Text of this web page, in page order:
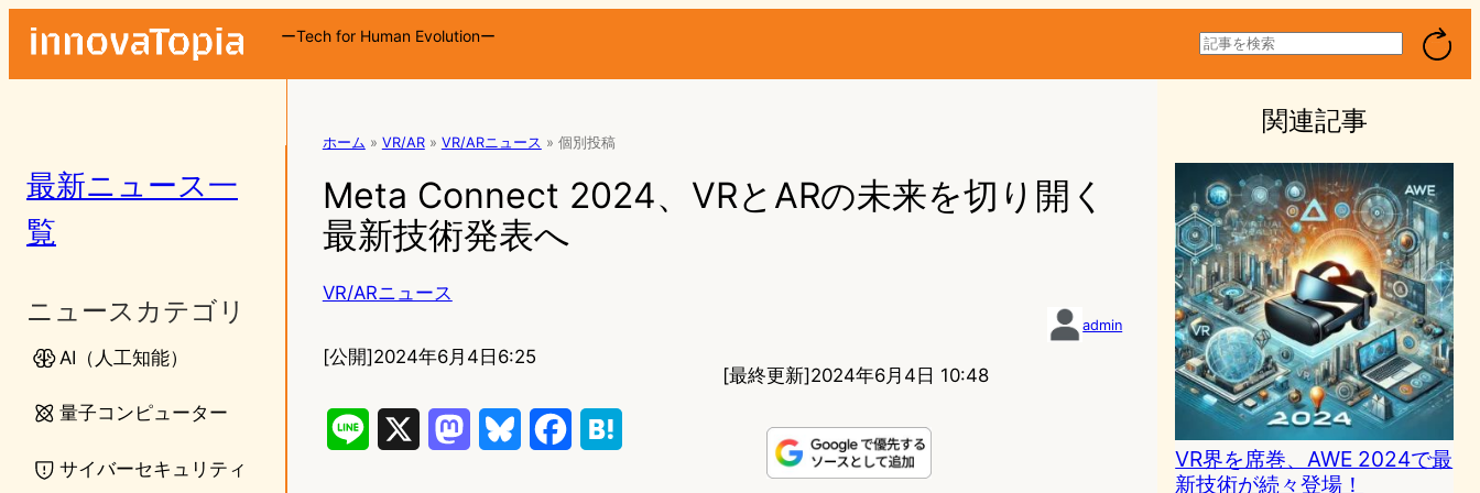
ーTech for Human Evolutionー
検
索
最新ニュース一
覧
ニュースカテゴリ
AI（人工知能）
量子コンピューター
サイバーセキュリティ
ホーム » VR/AR » VR/ARニュース » 個別投稿
Meta Connect 2024、VRとARの未来を切り開く
最新技術発表へ
VR/ARニュース
admin
[公開]2024年6月4日6:25
[最終更新]2024年6月4日 10:48
関連記事
VR界を席巻、AWE 2024で最
新技術が続々登場！